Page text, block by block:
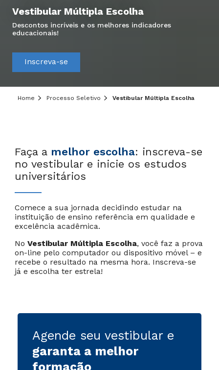
Vestibular Múltipla Escolha
Descontos incríveis e os melhores indicadores
educacionais!
Inscreva-se
Home Processo Seletivo Vestibular Múltipla Escolha
Faça a melhor escolha: inscreva-se
no vestibular e inicie os estudos
universitários
Comece a sua jornada decidindo estudar na
instituição de ensino referência em qualidade e
excelência acadêmica.
No Vestibular Múltipla Escolha, você faz a prova
on-line pelo computador ou dispositivo móvel – e
recebe o resultado na mesma hora. Inscreva-se
já e escolha ter estrela!
Agende seu vestibular e
garanta a melhor
formação
Precisa de mais informações sobre o curso,
processo seletivo ou formas de pagamento?
Deixe aqui o seu contato que um de nossos
consultores irá te ajudar!
Cancelar Próximo